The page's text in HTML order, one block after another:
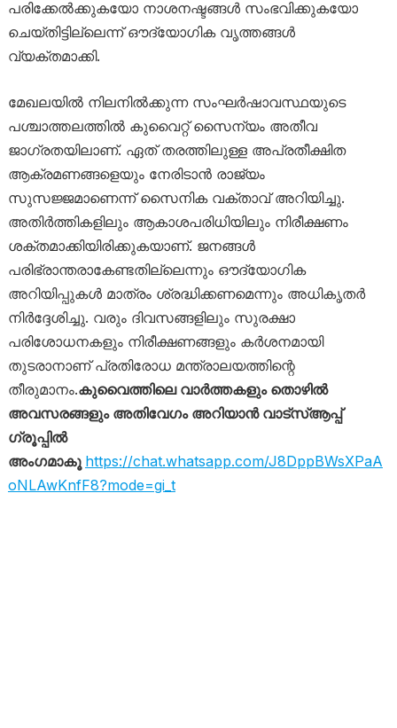
പരിക്കേൽക്കുകയോ നാശനഷ്ടങ്ങൾ സംഭവിക്കുകയോ
ചെയ്തിട്ടില്ലെന്ന് ഔദ്യോഗിക വൃത്തങ്ങൾ
വ്യക്തമാക്കി.
മേഖലയിൽ നിലനിൽക്കുന്ന സംഘർഷാവസ്ഥയുടെ
പശ്ചാത്തലത്തിൽ കുവൈറ്റ് സൈന്യം അതീവ
ജാഗ്രതയിലാണ്. ഏത് തരത്തിലുള്ള അപ്രതീക്ഷിത
ആക്രമണങ്ങളെയും നേരിടാൻ രാജ്യം
സുസജ്ജമാണെന്ന് സൈനിക വക്താവ് അറിയിച്ചു.
അതിർത്തികളിലും ആകാശപരിധിയിലും നിരീക്ഷണം
ശക്തമാക്കിയിരിക്കുകയാണ്. ജനങ്ങൾ
പരിഭ്രാന്തരാകേണ്ടതില്ലെന്നും ഔദ്യോഗിക
അറിയിപ്പുകൾ മാത്രം ശ്രദ്ധിക്കണമെന്നും അധികൃതർ
നിർദ്ദേശിച്ചു. വരും ദിവസങ്ങളിലും സുരക്ഷാ
പരിശോധനകളും നിരീക്ഷണങ്ങളും കർശനമായി
തുടരാനാണ് പ്രതിരോധ മന്ത്രാലയത്തിന്റെ
തീരുമാനം.കുവൈത്തിലെ വാർത്തകളും തൊഴിൽ
അവസരങ്ങളും അതിവേഗം അറിയാൻ വാട്സ്ആപ്പ്
ഗ്രൂപ്പിൽ
അംഗമാകൂ https://chat.whatsapp.com/J8DppBWsXPaA
oNLAwKnfF8?mode=gi_t